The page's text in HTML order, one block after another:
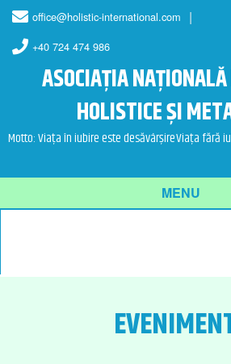
Skip
content
Skip
main
menu
office@holistic-international.com
+40 724 474 986
ASOCIAȚIA
HOLISTICE ȘI
Motto: Viața în iubire este desăvârșireViața fără
MENU